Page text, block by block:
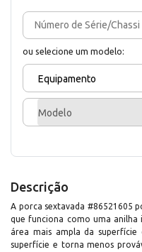
ou selecione um modelo:
Equipamento
Modelo
Descrição
A porca sextavada #86521605
que funciona como uma
área mais ampla da
superfície e torna menos